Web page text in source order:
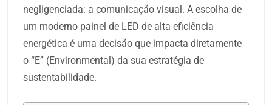
negligenciada: a comunicação visual. A escolha de
um moderno painel de LED de alta eficiência
energética é uma decisão que impacta diretamente
o “E” (Environmental) da sua estratégia de
sustentabilidade.